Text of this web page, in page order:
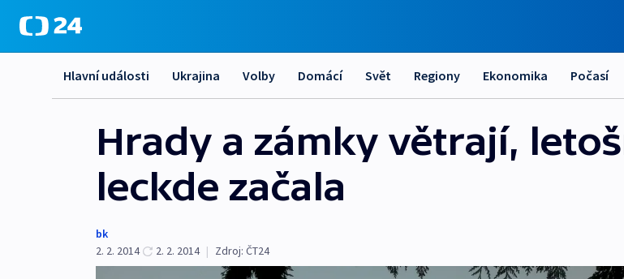
Hlavní události Ukrajina Volby Domácí Svět Regiony Ekonomika Počasí
Hrady a zámky větrají,
leckde začala
bk
2. 2. 2014
2. 2. 2014 | Zdroj: ČT24